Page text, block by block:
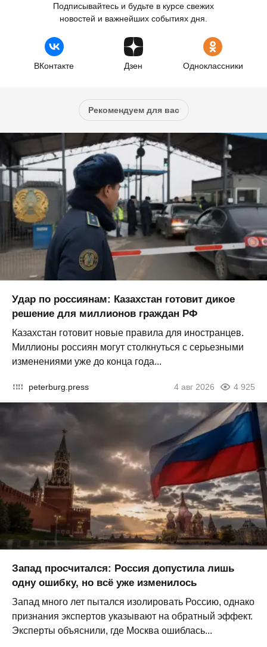
Подписывайтесь и будьте в курсе свежих
новостей и важнейших событиях дня.
ВКонтакте Дзен Одноклассники
Рекомендуем для вас
Удар по россиянам: Казахстан готовит дикое
решение для миллионов граждан РФ
Казахстан готовит новые правила для иностранцев.
Миллионы россиян могут столкнуться с серьезными
изменениями уже до конца года...
peterburg.press 4 авг 2026 4 925
Запад просчитался: Россия допустила лишь
одну ошибку, но всё уже изменилось
Запад много лет пытался изолировать Россию, однако
признания экспертов указывают на обратный эффект.
Эксперты объяснили, где Москва ошиблась...